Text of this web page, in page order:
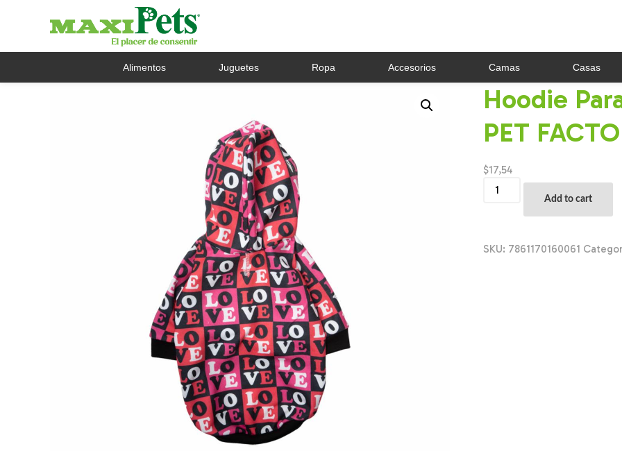
Alimentos Juguetes Ropa Accesorios Camas Casas
Hoodie
PET
$17,54
Para
THE
Add to cart
SKU: 7861170160061